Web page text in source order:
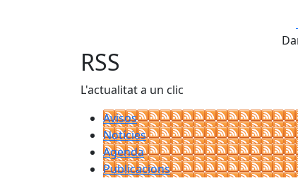
RSS
L'actualitat a un clic
Avisos
Notícies
Agenda
Publicacions